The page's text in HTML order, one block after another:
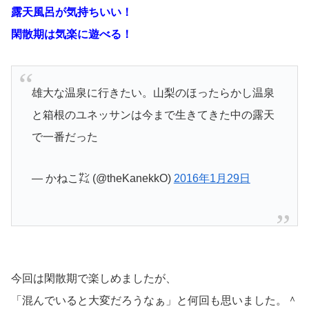
露天風呂が気持ちいい！
閑散期は気楽に遊べる！
雄大な温泉に行きたい。山梨のほったらかし温泉
と箱根のユネッサンは今まで生きてきた中の露天
で一番だった
— かねこ㌠ (@theKanekkO) 2016年1月29日
今回は閑散期で楽しめましたが、
「混んでいると大変だろうなぁ」と何回も思いました。＾